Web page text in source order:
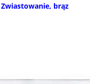
brąz